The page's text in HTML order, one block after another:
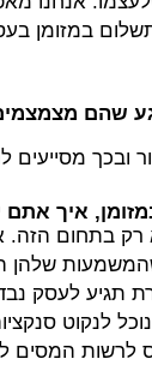
במזומן
שהם
ובכך
איך אתם
בתחום הזה.
שלהן
תגיע לעסק
לנקוט
המסים